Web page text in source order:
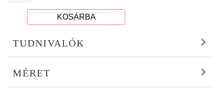
KOSÁRBA
TUDNIVALÓK
MÉRET